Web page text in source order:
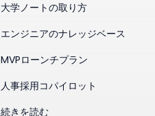
大学ノートの取り方
エンジニアのナレッジベース
MVPローンチプラン
人事採用コパイロット
続きを読む